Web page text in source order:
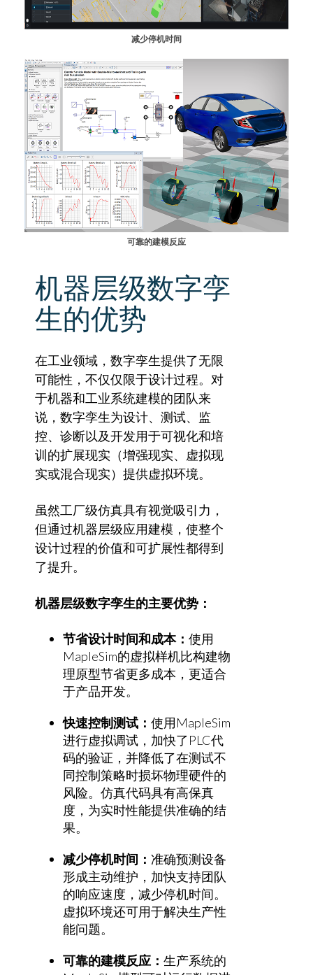
减少停机时间
可靠的建模反应
机器层级数字孪
生的优势
在工业领域，数字孪生提供了无限
可能性，不仅仅限于设计过程。对
于机器和工业系统建模的团队来
说，数字孪生为设计、测试、监
控、诊断以及开发用于可视化和培
训的扩展现实（增强现实、虚拟现
实或混合现实）提供虚拟环境。
虽然工厂级仿真具有视觉吸引力，
但通过机器层级应用建模，使整个
设计过程的价值和可扩展性都得到
了提升。
机器层级数字孪生的主要优势：
节省设计时间和成本： 使用
MapleSim的虚拟样机比构建物
理原型节省更多成本，更适合
于产品开发。
快速控制测试： 使用MapleSim
进行虚拟调试，加快了PLC代
码的验证，并降低了在测试不
同控制策略时损坏物理硬件的
风险。仿真代码具有高保真
度，为实时性能提供准确的结
果。
减少停机时间： 准确预测设备
形成主动维护，加快支持团队
的响应速度，减少停机时间。
虚拟环境还可用于解决生产性
能问题。
可靠的建模反应： 生产系统的